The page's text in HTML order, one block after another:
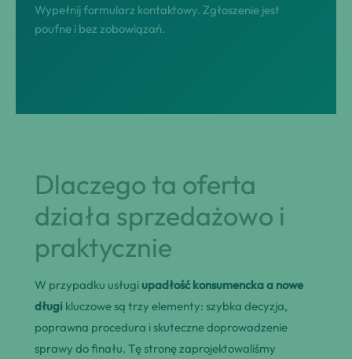
Wypełnij formularz kontaktowy. Zgłoszenie jest
poufne i bez zobowiązań.
Dlaczego ta oferta
działa sprzedażowo i
praktycznie
W przypadku usługi upadłość konsumencka a nowe
długi kluczowe są trzy elementy: szybka decyzja,
poprawna procedura i skuteczne doprowadzenie
sprawy do finału. Tę stronę zaprojektowaliśmy